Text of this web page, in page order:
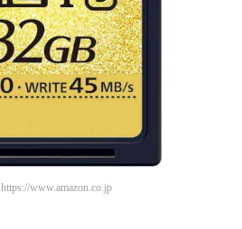
https://www.amazon.co.jp